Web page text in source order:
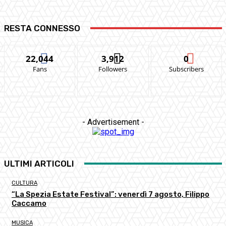
RESTA CONNESSO
22,044
Fans
3,912
Followers
0
Subscribers
- Advertisement -
ULTIMI ARTICOLI
CULTURA
“La Spezia Estate Festival”: venerdì 7 agosto, Filippo
Caccamo
MUSICA